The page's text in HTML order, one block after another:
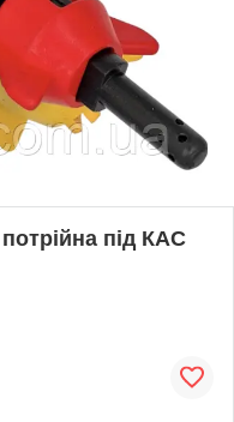
під КАС